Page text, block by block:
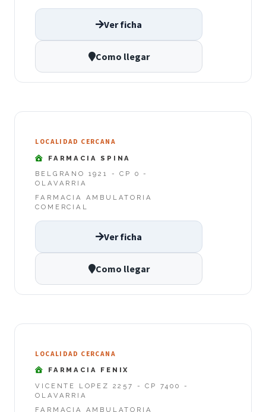
Ver ficha
Como llegar
LOCALIDAD CERCANA
FARMACIA SPINA
BELGRANO 1921 - CP 0 -
OLAVARRIA
FARMACIA AMBULATORIA
COMERCIAL
Ver ficha
Como llegar
LOCALIDAD CERCANA
FARMACIA FENIX
VICENTE LOPEZ 2257 - CP 7400 -
OLAVARRIA
FARMACIA AMBULATORIA